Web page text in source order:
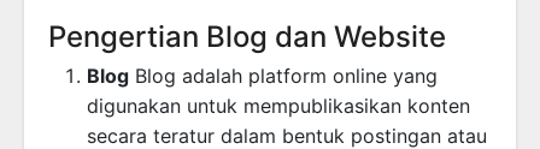
Pengertian Blog dan Website
Blog Blog adalah platform online yang
digunakan untuk mempublikasikan konten
secara teratur dalam bentuk postingan atau